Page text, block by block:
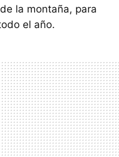
la montaña, para
el año.